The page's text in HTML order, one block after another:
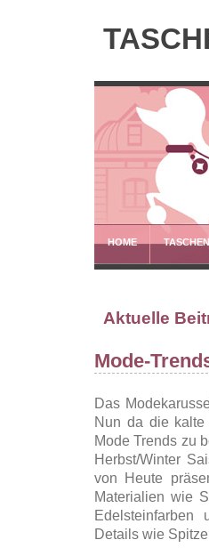
HOME
Aktuelle
Mode-
Das
Nun da die
Mode Trends zu
Herbst/Winter
von Heute
Materialien wie
Edelsteinfarben
Details wie